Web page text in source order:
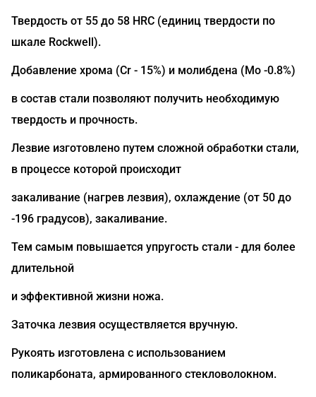
Твердость от 55 до 58 HRC (единиц твердости по
шкале Rockwell).
Добавление хрома (Сr - 15%) и молибдена (Mo -0.8%)
в состав стали позволяют получить необходимую
твердость и прочность.
Лезвие изготовлено путем сложной обработки стали,
в процессе которой происходит
закаливание (нагрев лезвия), охлаждение (от 50 до
-196 градусов), закаливание.
Тем самым повышается упругость стали - для более
длительной
и эффективной жизни ножа.
Заточка лезвия осуществляется вручную.
Рукоять изготовлена с использованием
поликарбоната, армированного стекловолокном.